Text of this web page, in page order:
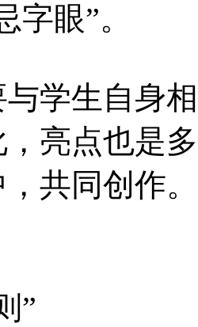
字眼”。
学生自身
亮点也是
共同创作
”